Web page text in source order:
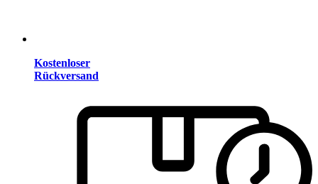
Kostenloser
Rückversand